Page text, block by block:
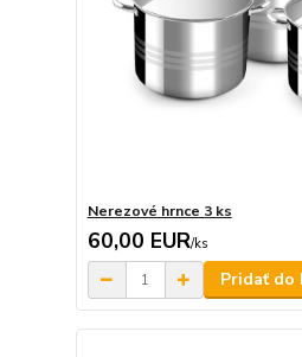
Nerezové hrnce 3 ks
60,00 EUR/ks
Pridať do